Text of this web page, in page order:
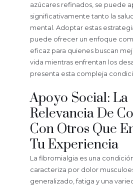
azúcares refinados, se puede
significativamente tanto la
mental. Adoptar estas
puede ofrecer un enfoque
eficaz para quienes buscan
vida mientras enfrentan los
presenta esta compleja
Apoyo Social: La
Relevancia De
Con Otros Que
Tu Experiencia
La fibromialgia es una
caracteriza por dolor
generalizado, fatiga y una